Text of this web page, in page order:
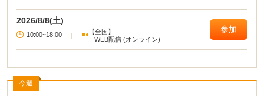
2026/8/8(土)
10:00~18:00
【全国】
WEB配信 (オンライン)
参加
今週